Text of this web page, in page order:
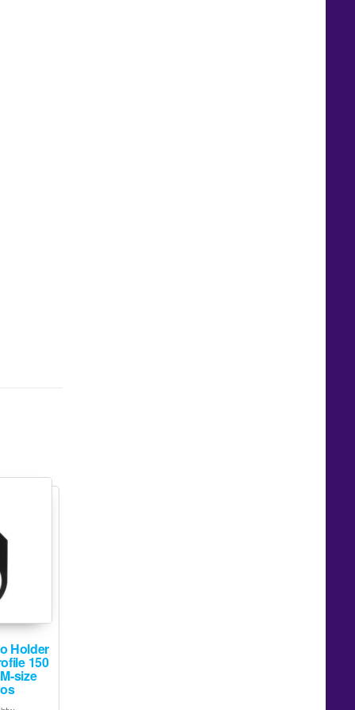
Holder
150
size